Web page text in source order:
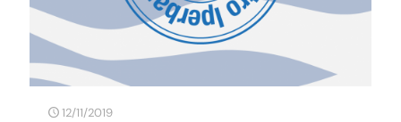
12/11/2019